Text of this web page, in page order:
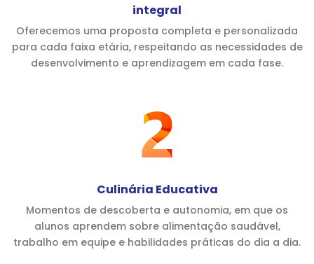
integral
Oferecemos uma proposta completa e personalizada
para cada faixa etária, respeitando as necessidades de
desenvolvimento e aprendizagem em cada fase.
Culinária Educativa
Momentos de descoberta e autonomia, em que os
alunos aprendem sobre alimentação saudável,
trabalho em equipe e habilidades práticas do dia a dia.